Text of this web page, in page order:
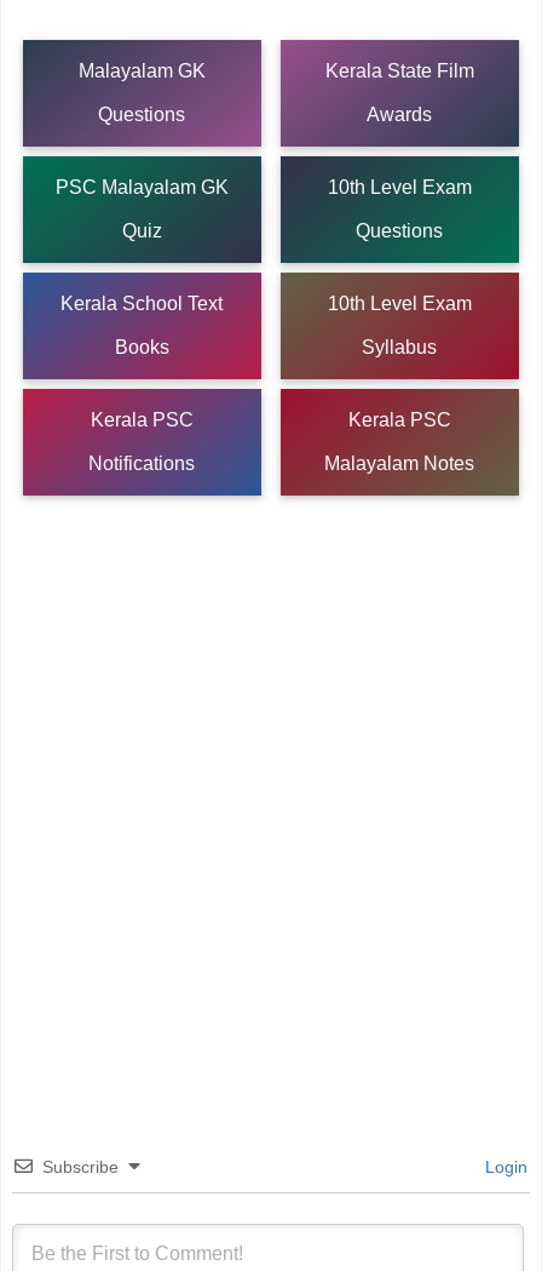
Malayalam GK
Questions
Kerala State Film
Awards
PSC Malayalam GK
Quiz
10th Level Exam
Questions
Kerala School Text
Books
10th Level Exam
Syllabus
Kerala PSC
Notifications
Kerala PSC
Malayalam Notes
Subscribe Login